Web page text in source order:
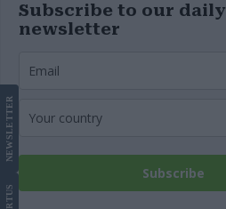
Subscribe to our daily
newsletter
Subscribe
US
NEWS
LETTER